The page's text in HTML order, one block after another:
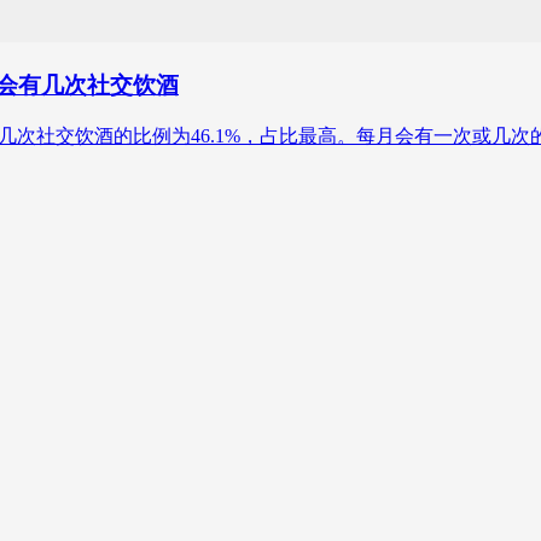
有几次社交饮酒
次社交饮酒的比例为46.1%，占比最高。每月会有一次或几次